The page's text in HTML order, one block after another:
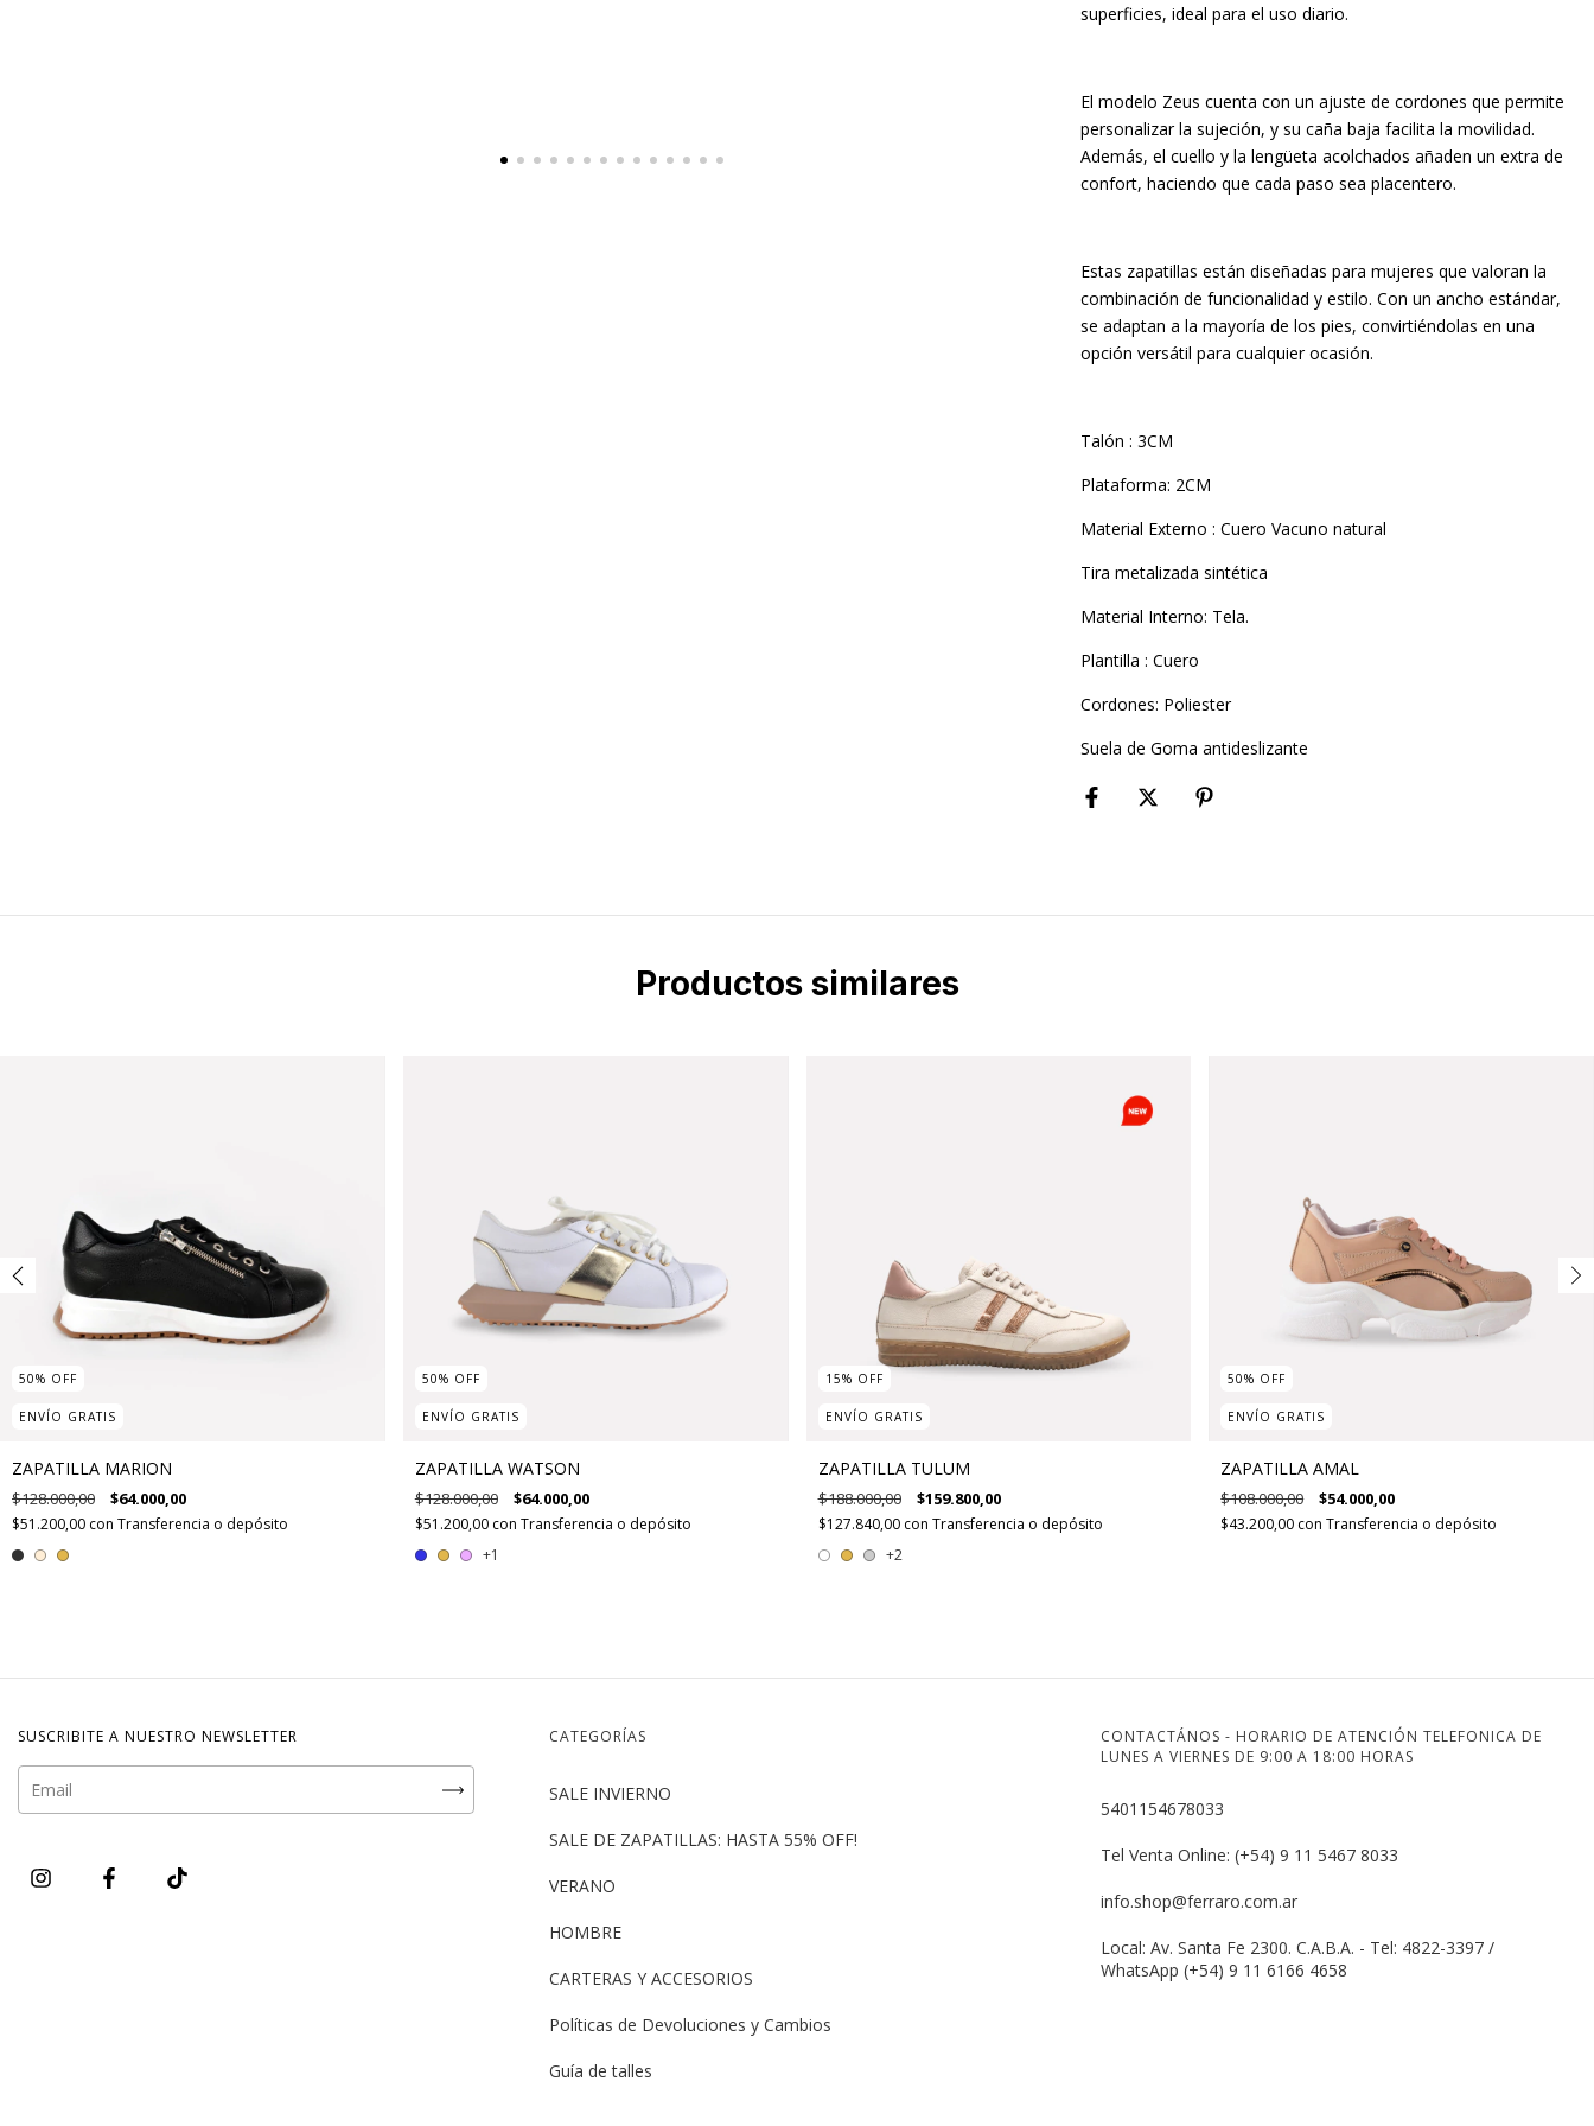
superficies, ideal para el uso diario.
El modelo Zeus cuenta con un ajuste de cordones que permite
personalizar la sujeción, y su caña baja facilita la movilidad.
Además, el cuello y la lengüeta acolchados añaden un extra de
confort, haciendo que cada paso sea placentero.
Estas zapatillas están diseñadas para mujeres que valoran la
combinación de funcionalidad y estilo. Con un ancho estándar,
se adaptan a la mayoría de los pies, convirtiéndolas en una
opción versátil para cualquier ocasión.
Talón : 3CM
Plataforma: 2CM
Material Externo : Cuero Vacuno natural
Tira metalizada sintética
Material Interno: Tela.
Plantilla : Cuero
Cordones: Poliester
Suela de Goma antideslizante
Productos similares
50% OFF
ENVÍO GRATIS
ZAPATILLA MARION
$128.000,00 $64.000,00
$51.200,00 con Transferencia o depósito
50% OFF
ENVÍO GRATIS
ZAPATILLA WATSON
$128.000,00 $64.000,00
$51.200,00 con Transferencia o depósito
+1
15% OFF
ENVÍO GRATIS
ZAPATILLA TULUM
$188.000,00 $159.800,00
$127.840,00 con Transferencia o depósito
+2
50% OFF
ENVÍO GRATIS
ZAPATILLA AMAL
$108.000,00 $54.000,00
$43.200,00 con Transferencia o depósito
SUSCRIBITE A NUESTRO NEWSLETTER CATEGORÍAS
SALE INVIERNO
SALE DE ZAPATILLAS: HASTA 55% OFF!
VERANO
HOMBRE
CARTERAS Y ACCESORIOS
Políticas de Devoluciones y Cambios
Guía de talles
CONTACTÁNOS - HORARIO DE ATENCIÓN TELEFONICA DE
LUNES A VIERNES DE 9:00 A 18:00 HORAS
5401154678033
Tel Venta Online: (+54) 9 11 5467 8033
info.shop@ferraro.com.ar
Local: Av. Santa Fe 2300. C.A.B.A. - Tel: 4822-3397 /
WhatsApp (+54) 9 11 6166 4658